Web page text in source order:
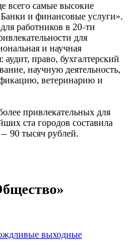
всего самые высокие
и финансовые услуги».
работников в 20–ти
для
и научная
аудит, право, бухгалтерский
научную деятельность,
ветеринарию и
привлекательных для
ста городов составила
— 90 тысяч рублей.
выходные